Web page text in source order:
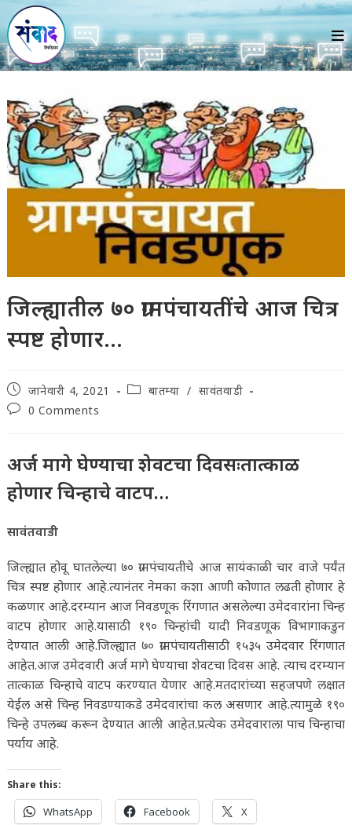
Skip
to
content
जिल्ह्यातील ७० ग्रामपंचायतींचे आज चित्र
स्पष्ट होणार…
Post
published:
जानेवारी 4, 2021
Postबातम्या / सावंतवाडी
Post0 Comments
अर्ज मागे घेण्याचा शेवटचा दिवसःतात्काळ
होणार चिन्हाचे वाटप…
सावंतवाडी
जिल्ह्यात होवू घातलेल्या ७० ग्रामपंचायतीचे आज सायंकाळी चार वाजे पर्यंत
चित्र स्पष्ट होणार आहे.त्यानंतर नेमका कशा आणी कोणात लढती होणार हे
कळणार आहे.दरम्यान आज निवडणूक रिंगणात असलेल्या उमेदवारांना चिन्ह
वाटप होणार आहे.यासाठी १९० चिन्हांची यादी निवडणूक विभागाकडुन
देण्यात आली आहे.जिल्ह्यात ७० ग्रामपंचायतीसाठी १५३५ उमेदवार रिंगणात
आहेत.आज उमेदवारी अर्ज मागे घेण्याचा शेवटचा दिवस आहे. त्याच दरम्यान
तात्काळ चिन्हाचे वाटप करण्यात येणार आहे.मतदारांच्या सहजपणे लक्षात
येईल असे चिन्ह निवडण्याकडे उमेदवारांचा कल असणार आहे.त्यामुळे १९०
चिन्हे उपलब्ध करून देण्यात आली आहेत.प्रत्येक उमेदवाराला पाच चिन्हाचा
पर्याय आहे.
Share this:
WhatsApp Facebook X